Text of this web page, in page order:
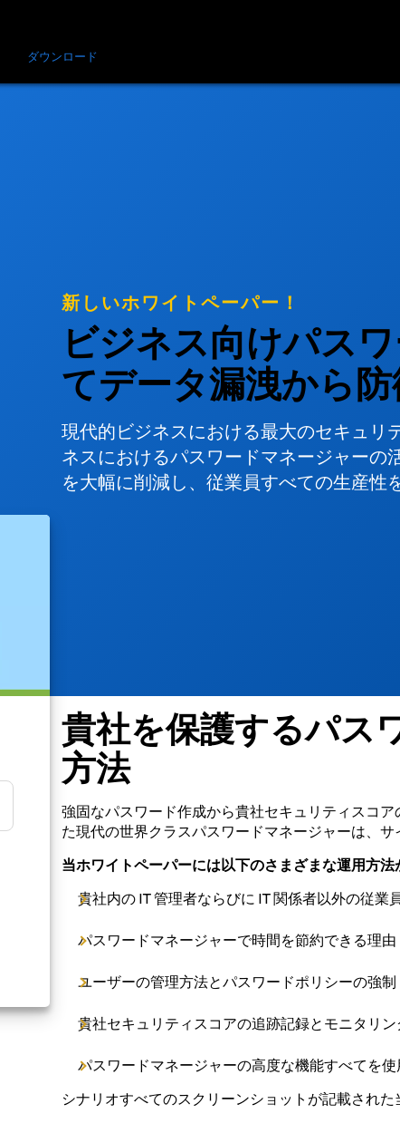
ダウンロード
新しいホワイトペーパー！
ビジネス向けパス
てデータ漏洩から防
現代的ビジネスにおける最大のセキュリ
ネスにおけるパスワードマネージャーの
を大幅に削減し、従業員すべての生産性
貴社を保護するパス
方法
強固なパスワード作成から貴社セキュリティスコ
た現代の世界クラスパスワードマネージャーは、サ
当ホワイトペーパーには以下のさまざまな運用方
貴社内の IT 管理者ならびに IT 関係者以外の従
パスワードマネージャーで時間を節約できる理由
ユーザーの管理方法とパスワードポリシーの強制
貴社セキュリティスコアの追跡記録とモニタリ
パスワードマネージャーの高度な機能すべてを
シナリオすべてのスクリーンショットが記載され